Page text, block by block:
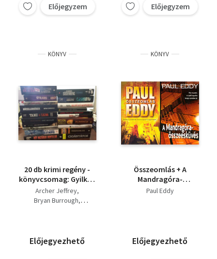
Előjegyzem Előjegyzem
KÖNYV
20 db krimi regény -
könyvcsomag: Gyilkos
vágy, Indiai feleség, A
jó farkas, Szinbio,
tizenkettedik kártya,
Futótűz, Az eltűnt
Archer Jeffrey
Bryan Burrough
Előjegyezhető
KÖNYV
Összeomlás + A
Mandragóra-
összeesküvés
Paul Eddy
Előjegyezhető